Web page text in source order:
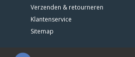
Verzenden & retourneren
Klantenservice
Sitemap